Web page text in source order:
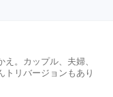
え。カップル、夫婦、
トリバージョンもあり